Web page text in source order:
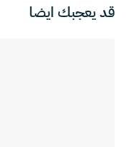
قد يعجبك ايضا